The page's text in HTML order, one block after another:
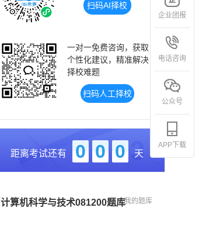
扫码AI择校
一对一免费咨询，获取
个性化建议，精准解决
择校难题
扫码人工择校
距离考试还有 0 0 0 天
计算机科学与技术081200题库我的题库
企业团报
电话咨询
公众号
APP下载